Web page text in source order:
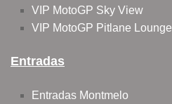
VIP MotoGP Sky View
VIP MotoGP Pitlane Lounge
Entradas
Entradas Montmelo